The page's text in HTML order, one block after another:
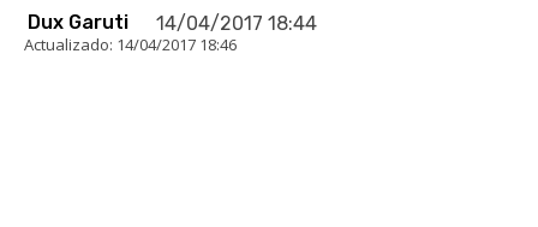
Dux Garuti 14/04/2017 18:44
Actualizado: 14/04/2017 18:46